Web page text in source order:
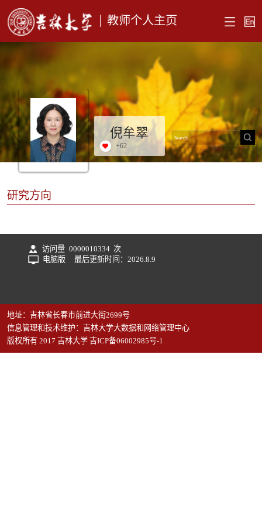
教师个人主页
倪牟翠
+62
研究方向
访问量 0000010334 次
电脑版
最后更新时间： 2026.8.9
地址：吉林省长春市前进大街2699号
信息管理和技术维护：吉林大学大数据和网络管理中心
版权所有 2017 吉林大学 吉ICP备06002985号-1